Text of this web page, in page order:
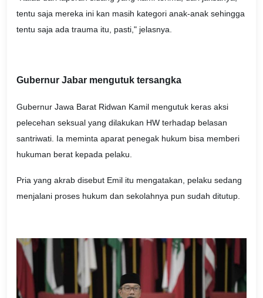
tentu saja mereka ini kan masih kategori anak-anak sehingga
tentu saja ada trauma itu, pasti," jelasnya.
Gubernur Jabar mengutuk tersangka
Gubernur Jawa Barat Ridwan Kamil mengutuk keras aksi
pelecehan seksual yang dilakukan HW terhadap belasan
santriwati. Ia meminta aparat penegak hukum bisa memberi
hukuman berat kepada pelaku.
Pria yang akrab disebut Emil itu mengatakan, pelaku sedang
menjalani proses hukum dan sekolahnya pun sudah ditutup.